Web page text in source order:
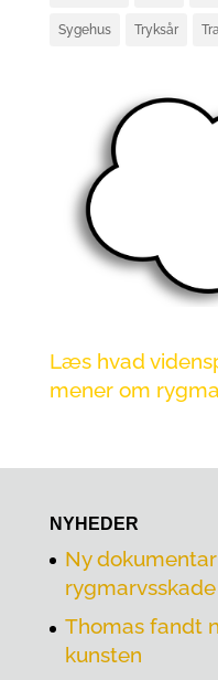
Sygehus Tryksår
Læs hvad
mener om
NYHEDER
Ny
rygmarvsskade
Thomas fandt
kunsten